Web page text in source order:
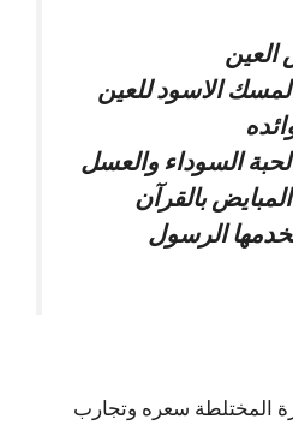
العين
الاسود للعين
السوداء والعسل
بالقرآن
الرسول
المختلطة سعره وتجارب